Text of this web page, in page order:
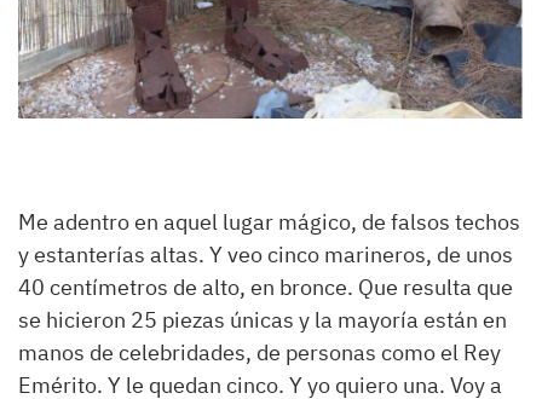
Me adentro en aquel lugar mágico, de falsos techos
y estanterías altas. Y veo cinco marineros, de unos
40 centímetros de alto, en bronce. Que resulta que
se hicieron 25 piezas únicas y la mayoría están en
manos de celebridades, de personas como el Rey
Emérito. Y le quedan cinco. Y yo quiero una. Voy a